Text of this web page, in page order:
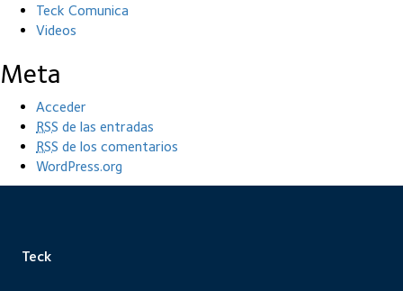
Teck Comunica
Videos
Meta
Acceder
RSS de las entradas
RSS de los comentarios
WordPress.org
Teck